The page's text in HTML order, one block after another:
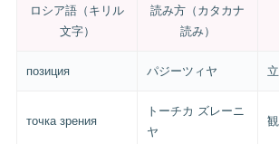
ロシア語（キリル
文字）
読み方（カタカナ
読み）
позиция パジーツィヤ
точка зрения
トーチカ ズレーニ
ヤ